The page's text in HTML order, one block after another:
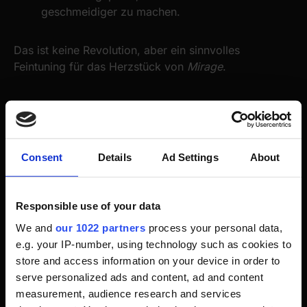
Consent Details Ad Settings About
Responsible use of your data
We and our 1022 partners process your personal data,
e.g. your IP-number, using technology such as cookies to
store and access information on your device in order to
serve personalized ads and content, ad and content
measurement, audience research and services
geschmeidiger zu machen.
Das ist keine Revolution, aber ein sinnvolles
Feintuning für das Herzstück von Mirage.
Neue Schwierigkeitsgrade
Gehärteter Assassine
Ultimativer Assassine
Damit wird Mirage auch für Hardcore-Spieler wieder
spannend – denn wer sich durch die Welt metzeln will
wie ein Schatten, bekommt jetzt den passenden